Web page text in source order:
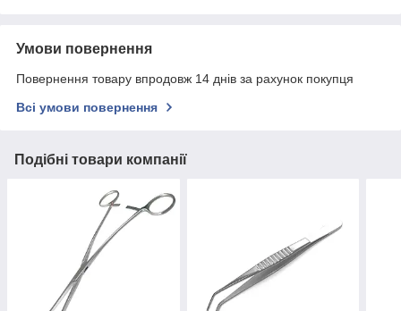
Умови повернення
Повернення товару впродовж 14 днів за рахунок покупця
Всі умови повернення
Подібні товари компанії